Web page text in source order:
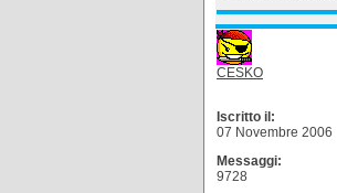
CESKO
Iscritto il:
07 Novembre 2006
Messaggi:
9728